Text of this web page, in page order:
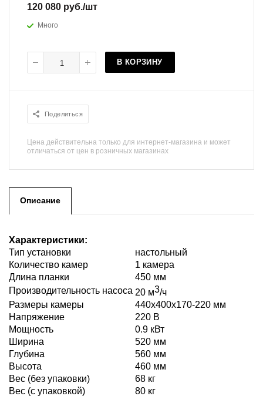
120 080 руб./шт
Много
В КОРЗИНУ
Поделиться
Цена действительна только для интернет-магазина и может
отличаться от цен в розничных магазинах
Описание
Характеристики:
Тип установки
настольный
Количество камер
1 камера
Длина планки
450 мм
Производительность насоса 20 м3/ч
Размеры камеры
440x400x170-220 мм
Напряжение
220 В
Мощность
0.9 кВт
Ширина
520 мм
Глубина
560 мм
Высота
460 мм
Вес (без упаковки)
68 кг
Вес (с упаковкой)
80 кг